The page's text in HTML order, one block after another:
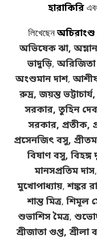
হারাকিরি
লিখেছেনঅচিরাংশু
অভিষেক ঝা,
ভাদুড়ি, অরিজিতা
অংশুমান দাশ, আশীষ
রুদ্র, জয়ন্ত
সরকার, তুহিন
সরকার, প্রতীক,
প্রসেনজিৎ বসু,
বিষাণ বসু, বিহঙ্গ
মানসপ্রতিম দাস,
মুখোপাধ্যায়,শঙ্কর
শান্ত মিত্র, শিমূল
শুভাশিস মৈত্র,
শ্রীজাতা গুপ্ত,